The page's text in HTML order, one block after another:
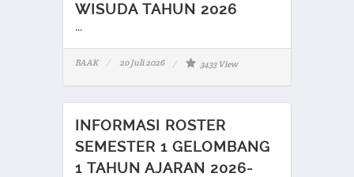
WISUDA TAHUN 2026
...
BAAK 20 Juli 2026 3433 View
INFORMASI ROSTER
SEMESTER 1 GELOMBANG
1 TAHUN AJARAN 2026-